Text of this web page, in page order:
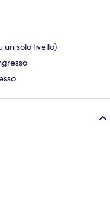
un solo livello)